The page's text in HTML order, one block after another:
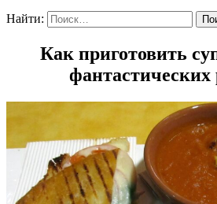
Найти:
Как приготовить
фантастических